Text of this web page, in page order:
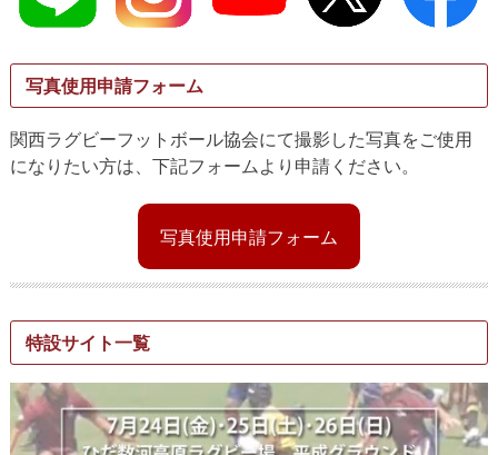
写真使用申請フォーム
関西ラグビーフットボール協会にて撮影した写真をご使用
になりたい方は、下記フォームより申請ください。
写真使用申請フォーム
特設サイト一覧